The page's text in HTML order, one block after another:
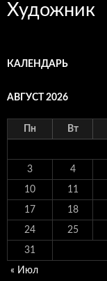
Художник
КАЛЕНДАРЬ
АВГУСТ 2026
Пн Вт
3 4
10 11
17 18
24 25
31
« Июл